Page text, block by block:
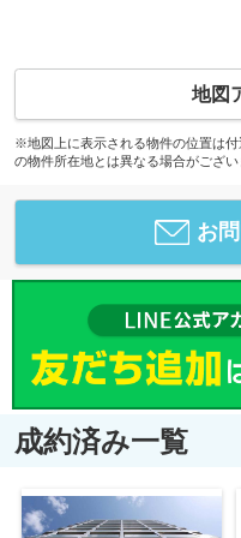
地図
※地図上に表示される物件の位置は
の物件所在地とは異なる場合がござい
お
成約済み一覧